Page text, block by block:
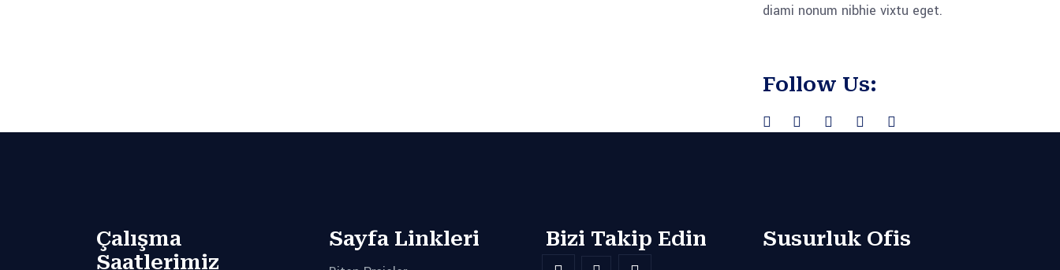
diami nonum nibhie vixtu eget.
Follow Us:
Çalışma
Saatlerimiz
Sayfa Linkleri Bizi Takip Edin Susurluk Ofis